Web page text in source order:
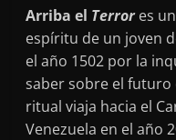
Arriba el Terror es
espíritu de un joven
el año 1502 por la
saber sobre el futuro
ritual viaja hacia el
Venezuela en el año